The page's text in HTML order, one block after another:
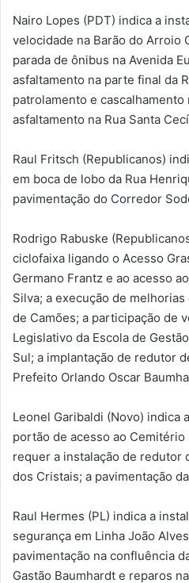
Nairo Lopes (PDT) indica a
velocidade na Barão do Arroio
parada de ônibus na Avenida
asfaltamento na parte final da
patrolamento e
asfaltamento na Rua Santa
Raul Fritsch (Republicanos)
em boca de lobo da Rua
pavimentação do Corredor
Rodrigo Rabuske
ciclofaixa ligando o Acesso
Germano Frantz e ao acesso
Silva; a execução de
de Camões; a participação de
Legislativo da Escola de
Sul; a implantação de redutor
Prefeito Orlando Oscar
Leonel Garibaldi (Novo) indica
portão de acesso ao Cemitério
requer a instalação de redutor
dos Cristais; a pavimentação
Raul Hermes (PL) indica a
segurança em Linha João
pavimentação na confluência
Gastão Baumhardt e reparos